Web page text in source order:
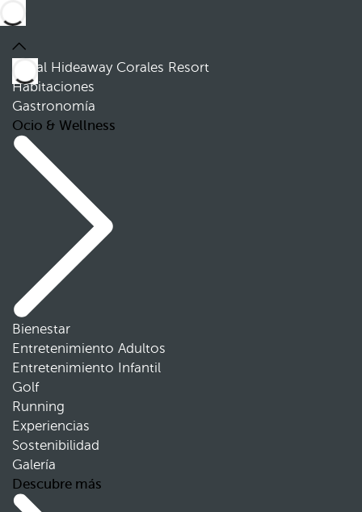
Royal Hideaway Corales Resort
Habitaciones
Gastronomía
Ocio & Wellness
Bienestar
Entretenimiento Adultos
Entretenimiento Infantil
Golf
Running
Experiencias
Sostenibilidad
Galería
Descubre más